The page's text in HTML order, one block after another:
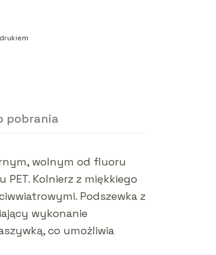
pobrania
wolnym od fluoru
PET. Kolnierz z miękkiego
Podszewka z
wykonanie
co umożliwia